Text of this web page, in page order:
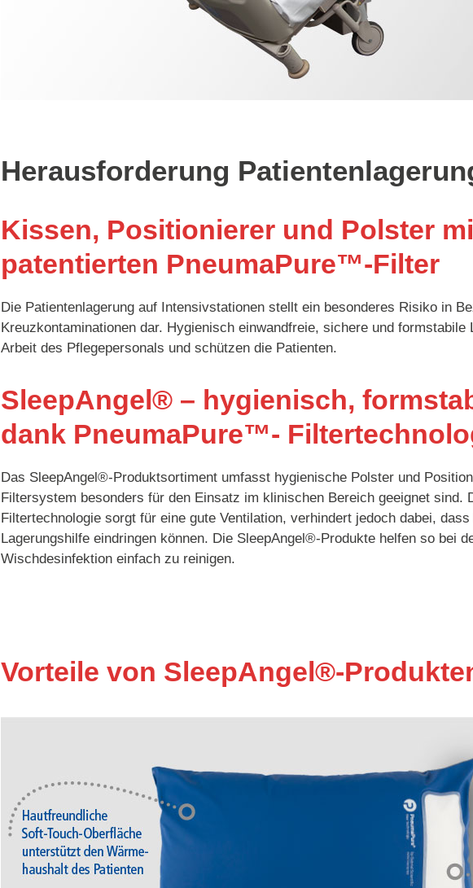
Herausforderung
Kissen, Positionierer und Polster
patentierten PneumaPure™-Filter
Die Patientenlagerung auf Intensivstationen stellt ein besonderes Risiko in
Kreuzkontaminationen dar. Hygienisch einwandfreie, sichere und formstabile
Arbeit des Pflegepersonals und schützen die Patienten.
SleepAngel® – hygienisch,
dank PneumaPure™-
Das SleepAngel®-Produktsortiment umfasst hygienische Polster und
Filtersystem besonders für den Einsatz im klinischen Bereich geeignet sind.
Filtertechnologie sorgt für eine gute Ventilation, verhindert jedoch dabei,
Lagerungshilfe eindringen können. Die SleepAngel®-Produkte helfen so bei
Wischdesinfektion einfach zu reinigen.
Vorteile von SleepAngel®-